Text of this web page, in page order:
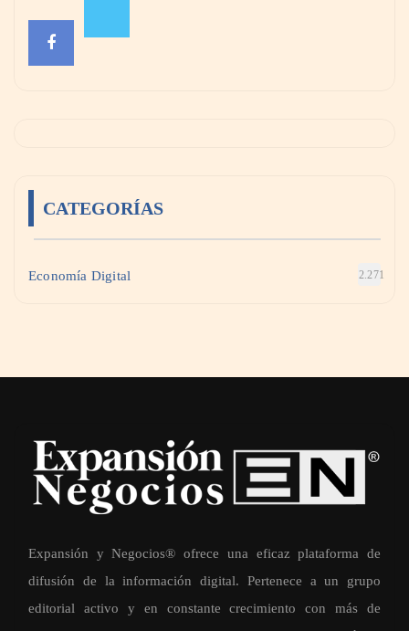
CATEGORÍAS
Economía Digital 2.271
Expansión y Negocios® ofrece una eficaz plataforma de
difusión de la información digital. Pertenece a un grupo
editorial activo y en constante crecimiento con más de